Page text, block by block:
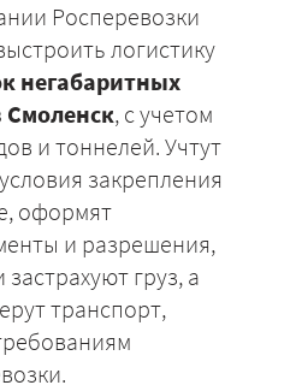
Росперевозки
логистику
негабаритных
Смоленск, с учетом
и тоннелей. Учтут
закрепления
оформят
и разрешения,
груз, а
транспорт,